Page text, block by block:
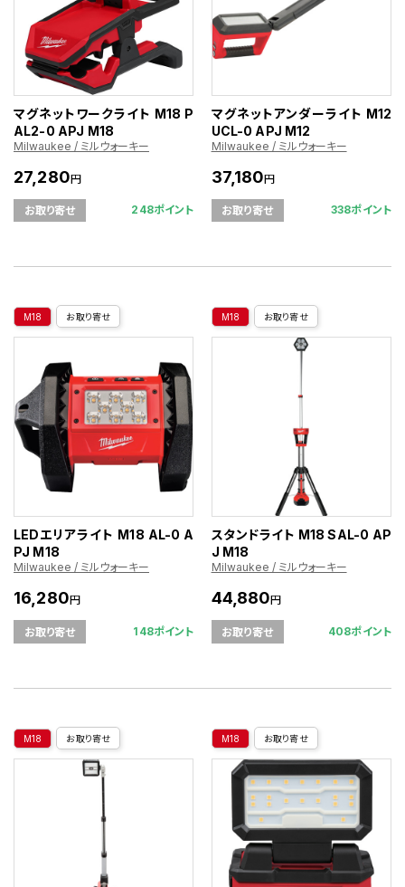
マグネットワークライト M18 P
AL2-0 APJ M18
Milwaukee / ミルウォーキー
27,280円
お取り寄せ 248ポイント
マグネットアンダーライト M12
UCL-0 APJ M12
Milwaukee / ミルウォーキー
37,180円
お取り寄せ 338ポイント
M18 お取り寄せ
LEDエリアライト M18 AL-0 A
PJ M18
Milwaukee / ミルウォーキー
16,280円
お取り寄せ 148ポイント
M18 お取り寄せ
スタンドライト M18 SAL-0 AP
J M18
Milwaukee / ミルウォーキー
44,880円
お取り寄せ 408ポイント
M18 お取り寄せ M18 お取り寄せ